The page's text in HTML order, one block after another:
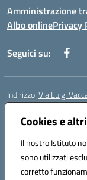
Cookies e
Il nostro Istituto
sono utilizzati
corretto
Amministrazione
Albo onlinePrivacy
Seguici su:
Indirizzo:Via Luigi
Centralino:
Posta elettronica
Codice fiscale:
Codice
Codice Indice delle